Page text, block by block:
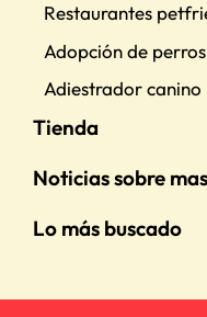
Restaurantes
Adopción de
Adiestrador canino
Tienda
Noticias sobre
Lo más buscado